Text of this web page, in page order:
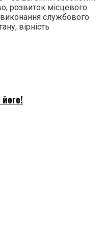
розвиток місцевого
службового
вірність